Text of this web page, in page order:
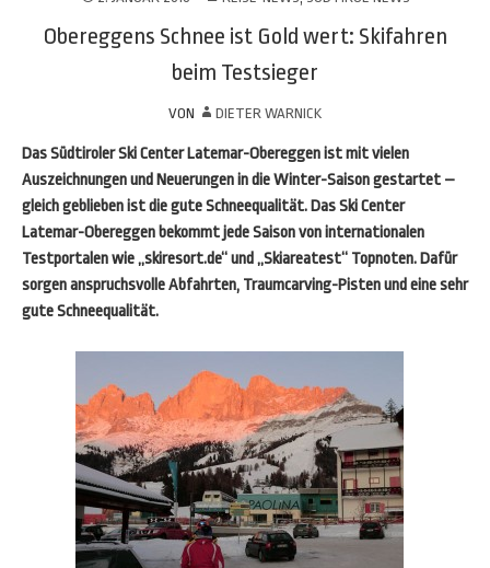
Obereggens Schnee ist Gold wert: Skifahren
beim Testsieger
VON DIETER WARNICK
Das Südtiroler Ski Center Latemar-Obereggen ist mit vielen
Auszeichnungen und Neuerungen in die Winter-Saison gestartet –
gleich geblieben ist die gute Schneequalität. Das Ski Center
Latemar-Obereggen bekommt jede Saison von internationalen
Testportalen wie „skiresort.de“ und „Skiareatest“ Topnoten. Dafür
sorgen anspruchsvolle Abfahrten, Traumcarving-Pisten und eine sehr
gute Schneequalität.